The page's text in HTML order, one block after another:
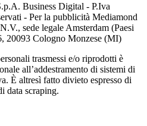
Business Digital - P.Iva
- Per la pubblicità Mediamond
sede legale Amsterdam (Paesi
20093 Cologno Monzese (MI)
trasmessi e/o riprodotti è
all’addestramento di sistemi di
È altresì fatto divieto espresso di
data scraping.